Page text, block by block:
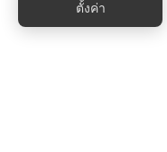
ตั้งค่า